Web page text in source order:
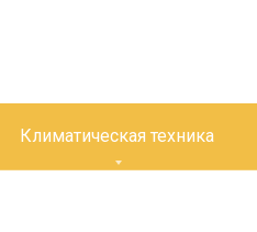
Климатическая техника